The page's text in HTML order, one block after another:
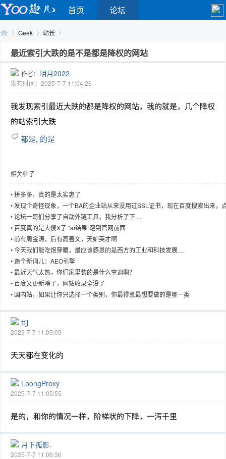
首页 论坛
Geek
›
站长
›
最近索引大跌的是不是都是降权的网站
作者： 明月2022
发布时间：2025-7-7 11:04:26
我发现索引最近大跌的都是降权的网站，我的就是，几个降权
的站索引大跌
都是, 的是
相关帖子
•拼多多，真的是太实惠了
• 发现个奇怪现象，一个BA的企业站从来没用过SSL证书，现在百度搜索出来，
的是...
•论坛一哥们分享了自动外链工具，我分析了下.....
•百度真的是大傻X了 “ai结果”跑到官网前面
•前有周金涛，后有高善文，天妒英才啊
•今天我们能吃饱穿暖，最应该感恩的是西方的工业和科技发展....
•造个新词儿：AEO引擎
•最近天气太热，你们家里装的是什么空调啊？
•百度又更新啥了，网站收录全没了
• 国内站，如果让你只选择一个类别，你最得意最想要做的是哪一类
ttjj
2025-7-7 11:05:09
天天都在变化的
LoongProxy
2025-7-7 11:05:55
是的，和你的情况一样，阶梯状的下降，一泻千里
月下孤影.
2025-7-7 11:06:36